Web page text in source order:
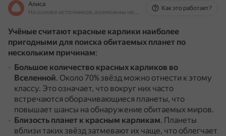
Алиса
На основе источников, возможны неточности
Как это работает?
Учёные считают красные карлики наиболее
пригодными для поиска обитаемых планет по
нескольким причинам:
Большое количество красных карликов во
Вселенной. Около 70% звёзд можно отнести к этому
классу. Это означает, что вокруг них часто
встречаются оборачивающиеся планеты, что
повышает шансы на обнаружение обитаемых миров.
Близость планет к красным карликам. Планеты
вблизи таких звёзд затмевают их чаще, что облегчает